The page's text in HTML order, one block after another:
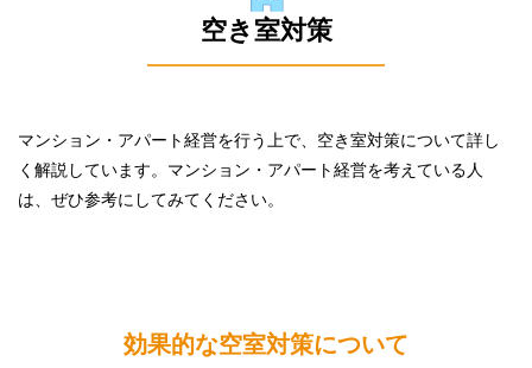
空き室対策
マンション・アパート経営を行う上で、空き室対策について詳し
く解説しています。マンション・アパート経営を考えている人
は、ぜひ参考にしてみてください。
効果的な空室対策について